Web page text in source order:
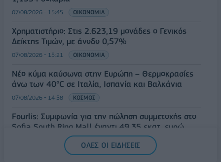
07/08/2026 - 15:45 ΟΙΚΟΝΟΜΙΑ
Χρηματιστήριο: Στις 2.623,19 μονάδες ο Γενικός
Δείκτης Τιμών, με άνοδο 0,57%
07/08/2026 - 15:21 ΟΙΚΟΝΟΜΙΑ
Νέο κύμα καύσωνα στην Ευρώπη – Θερμοκρασίες
άνω των 40°C σε Ιταλία, Ισπανία και Βαλκάνια
07/08/2026 - 14:58 ΚΟΣΜΟΣ
Fourlis: Συμφωνία για την πώληση συμμετοχής στο
Sofia South Ring Mall έναντι 49,35 εκατ. ευρώ
ΟΛΕΣ ΟΙ ΕΙΔΗΣΕΙΣ